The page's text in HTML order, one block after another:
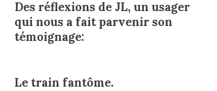
Des réflexions de JL, un usager
qui nous a fait parvenir son
témoignage:
Le train fantôme.